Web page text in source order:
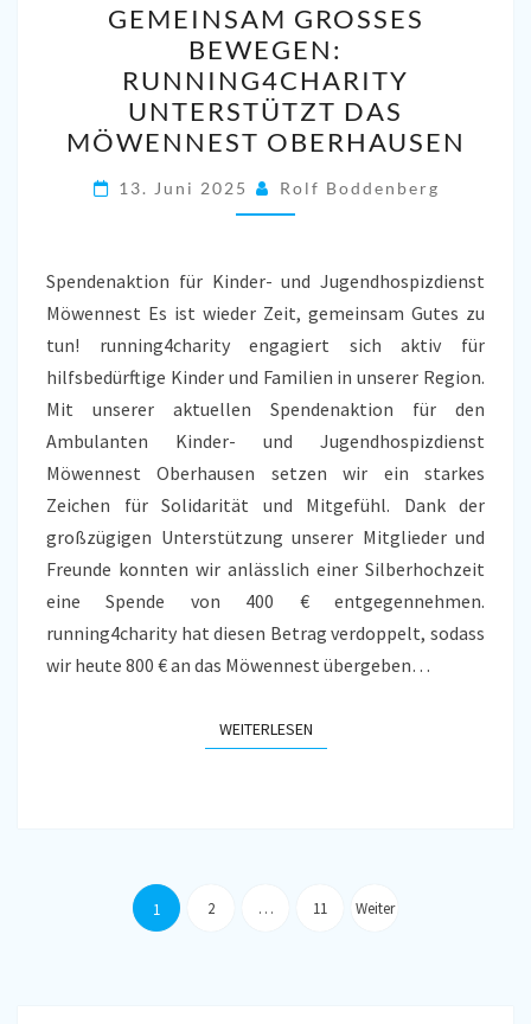
GROSSES B
EWEGEN: R
UNNING4CHARITY U
NTERSTÜTZT D
AS M
ÖWENNEST O
BERHAUSEN
GEMEINSAM GROSSES B
EWEGEN: R
UNNING4CHARITY U
NTERSTÜTZT DAS M
ÖWENNEST OBERHAUSEN
13. Juni 2025 Rolf Boddenberg
Spendenaktion für Kinder- und Jugendhospizdienst
Möwennest Es ist wieder Zeit, gemeinsam Gutes zu
tun! running4charity engagiert sich aktiv für
hilfsbedürftige Kinder und Familien in unserer Region.
Mit unserer aktuellen Spendenaktion für den
Ambulanten Kinder- und Jugendhospizdienst
Möwennest Oberhausen setzen wir ein starkes
Zeichen für Solidarität und Mitgefühl. Dank der
großzügigen Unterstützung unserer Mitglieder und
Freunde konnten wir anlässlich einer Silberhochzeit
eine Spende von 400 € entgegennehmen.
running4charity hat diesen Betrag verdoppelt, sodass
wir heute 800 € an das Möwennest übergeben…
WEITERLESENWEITERLESEN
der
1 2 … 11 Weiter